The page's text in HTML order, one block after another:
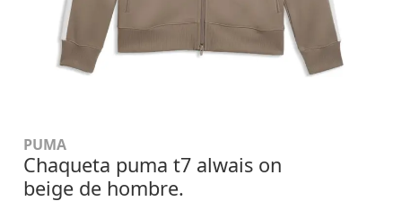
PUMA
Chaqueta puma t7 alwais on
beige de hombre.